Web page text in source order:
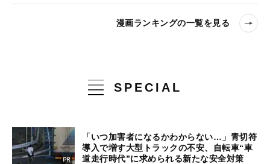
漫画ランキングの一覧を見る
SPECIAL
「いつ加害者になるかわからない…」青切符
導入で増す大型トラックの不安、自転車“車
道走行時代”に求められる新たな安全対策